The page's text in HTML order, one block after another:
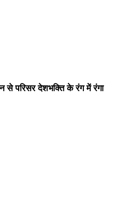
से परिसर देशभक्ति के रंग में रंगा